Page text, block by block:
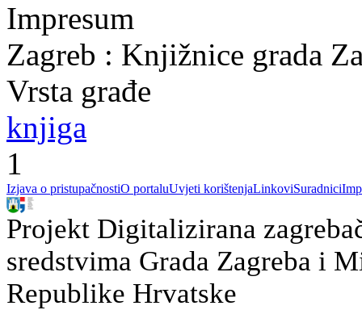
Impresum
Zagreb : Knjižnice grada
Vrsta građe
knjiga
1
Izjava o pristupačnostiO portaluUvjeti korištenjaLinkoviSuradnici
Projekt Digitalizirana
sredstvima Grada Zagreba i
Republike Hrvatske